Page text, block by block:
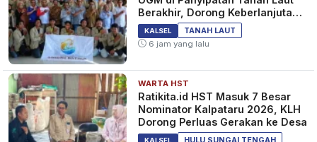
Berakhir, Dorong Keberlanjutan
Program Masyarakat
KALSEL
TANAH LAUT
6 jam yang lalu
WARTA HST
Ratikita.id HST Masuk 7 Besar
Nominator Kalpataru 2026, KLH
Dorong Perluas Gerakan ke Desa
KALSEL
HULU SUNGAI TENGAH